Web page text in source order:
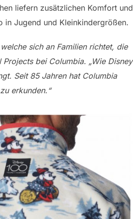
liefern zusätzlichen Komfort und
in Jugend und Kleinkindergrößen.
sich an Familien richtet, die
bei Columbia. „Wie Disney
Seit 85 Jahren hat Columbia
erkunden.“